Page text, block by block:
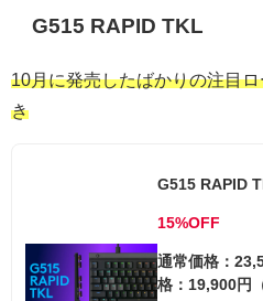
G515 RAPID TKL
10月に発売したばかりの注目
き
G515 RAPID
15%OFF
通常価格：
格：19,900円